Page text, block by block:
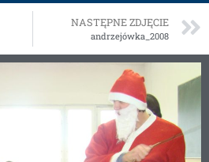
NASTĘPNE ZDJĘCIE
andrzejówka_2008